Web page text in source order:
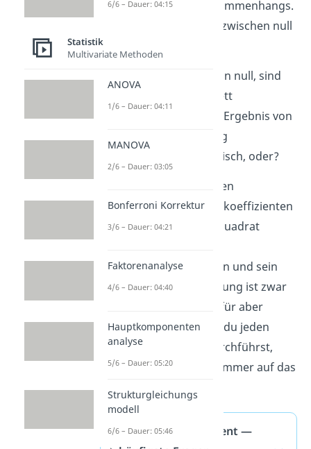
Interpretation des Zusammenhangs.
Er liegt nämlich immer zwischen null
und eins.
Hast du ein Ergebnis von null, sind
deine Variablen komplett
unabhängig, bei einem Ergebnis von
eins, komplett abhängig
voneinander. Klingt logisch, oder?
Wir erinnern uns: für den
normierten Kontingenzkoeffizienten
brauchen wir den Chi Quadrat
Kontingenzkoeffizienten und sein
Maximum. Die Berechnung ist zwar
sehr zeitaufwendig, dafür aber
ziemlich einfach. Wenn du jeden
Schritt konzentriert durchführst,
kommst du garantiert immer auf das
richtige Ergebnis.
Kontingenzkoeffizient —
6/6 – Dauer: 04:15
Statistik
Multivariate Methoden
ANOVA
1/6 – Dauer: 04:11
MANOVA
2/6 – Dauer: 03:05
Bonferroni Korrektur
3/6 – Dauer: 04:21
Faktorenanalyse
4/6 – Dauer: 04:40
Hauptkomponenten
analyse
5/6 – Dauer: 05:20
Strukturgleichungs
modell
6/6 – Dauer: 05:46